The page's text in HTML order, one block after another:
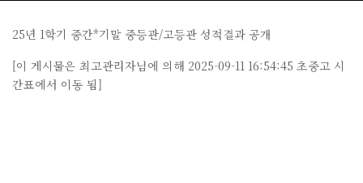
25년 1학기 중간*기말 중등관/고등관 성적결과 공개
[이 게시물은 최고관리자님에 의해 2025-09-11 16:54:45 초중고 시
간표에서 이동 됨]